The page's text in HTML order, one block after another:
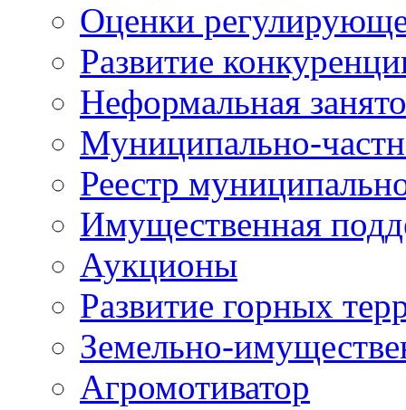
Оценки
Развитие
Неформальная
Муниципально-
Реестр
Имущественная
Аукционы
Развитие горных
Земельно-
Агромотиватор